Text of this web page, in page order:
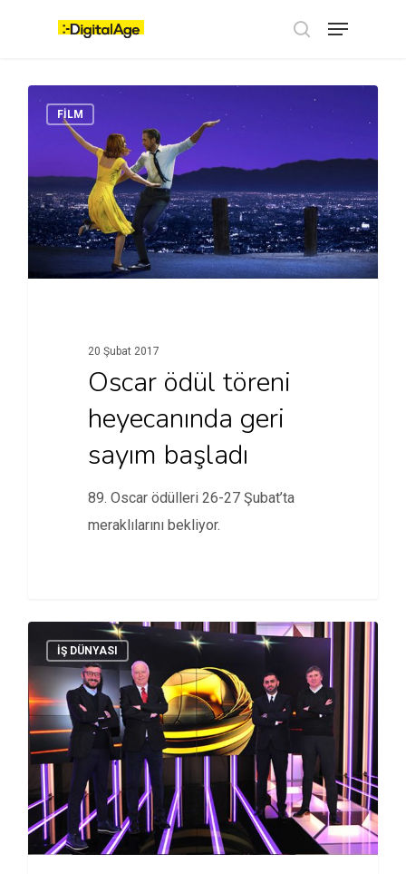
Menu
FİLM
20 Şubat 2017
Oscar ödül töreni
heyecanında geri
sayım başladı
89. Oscar ödülleri 26-27 Şubat’ta
meraklılarını bekliyor.
İŞ DÜNYASI